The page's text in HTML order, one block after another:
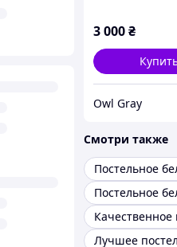
3 000₴
Owl Gray
Смотри также